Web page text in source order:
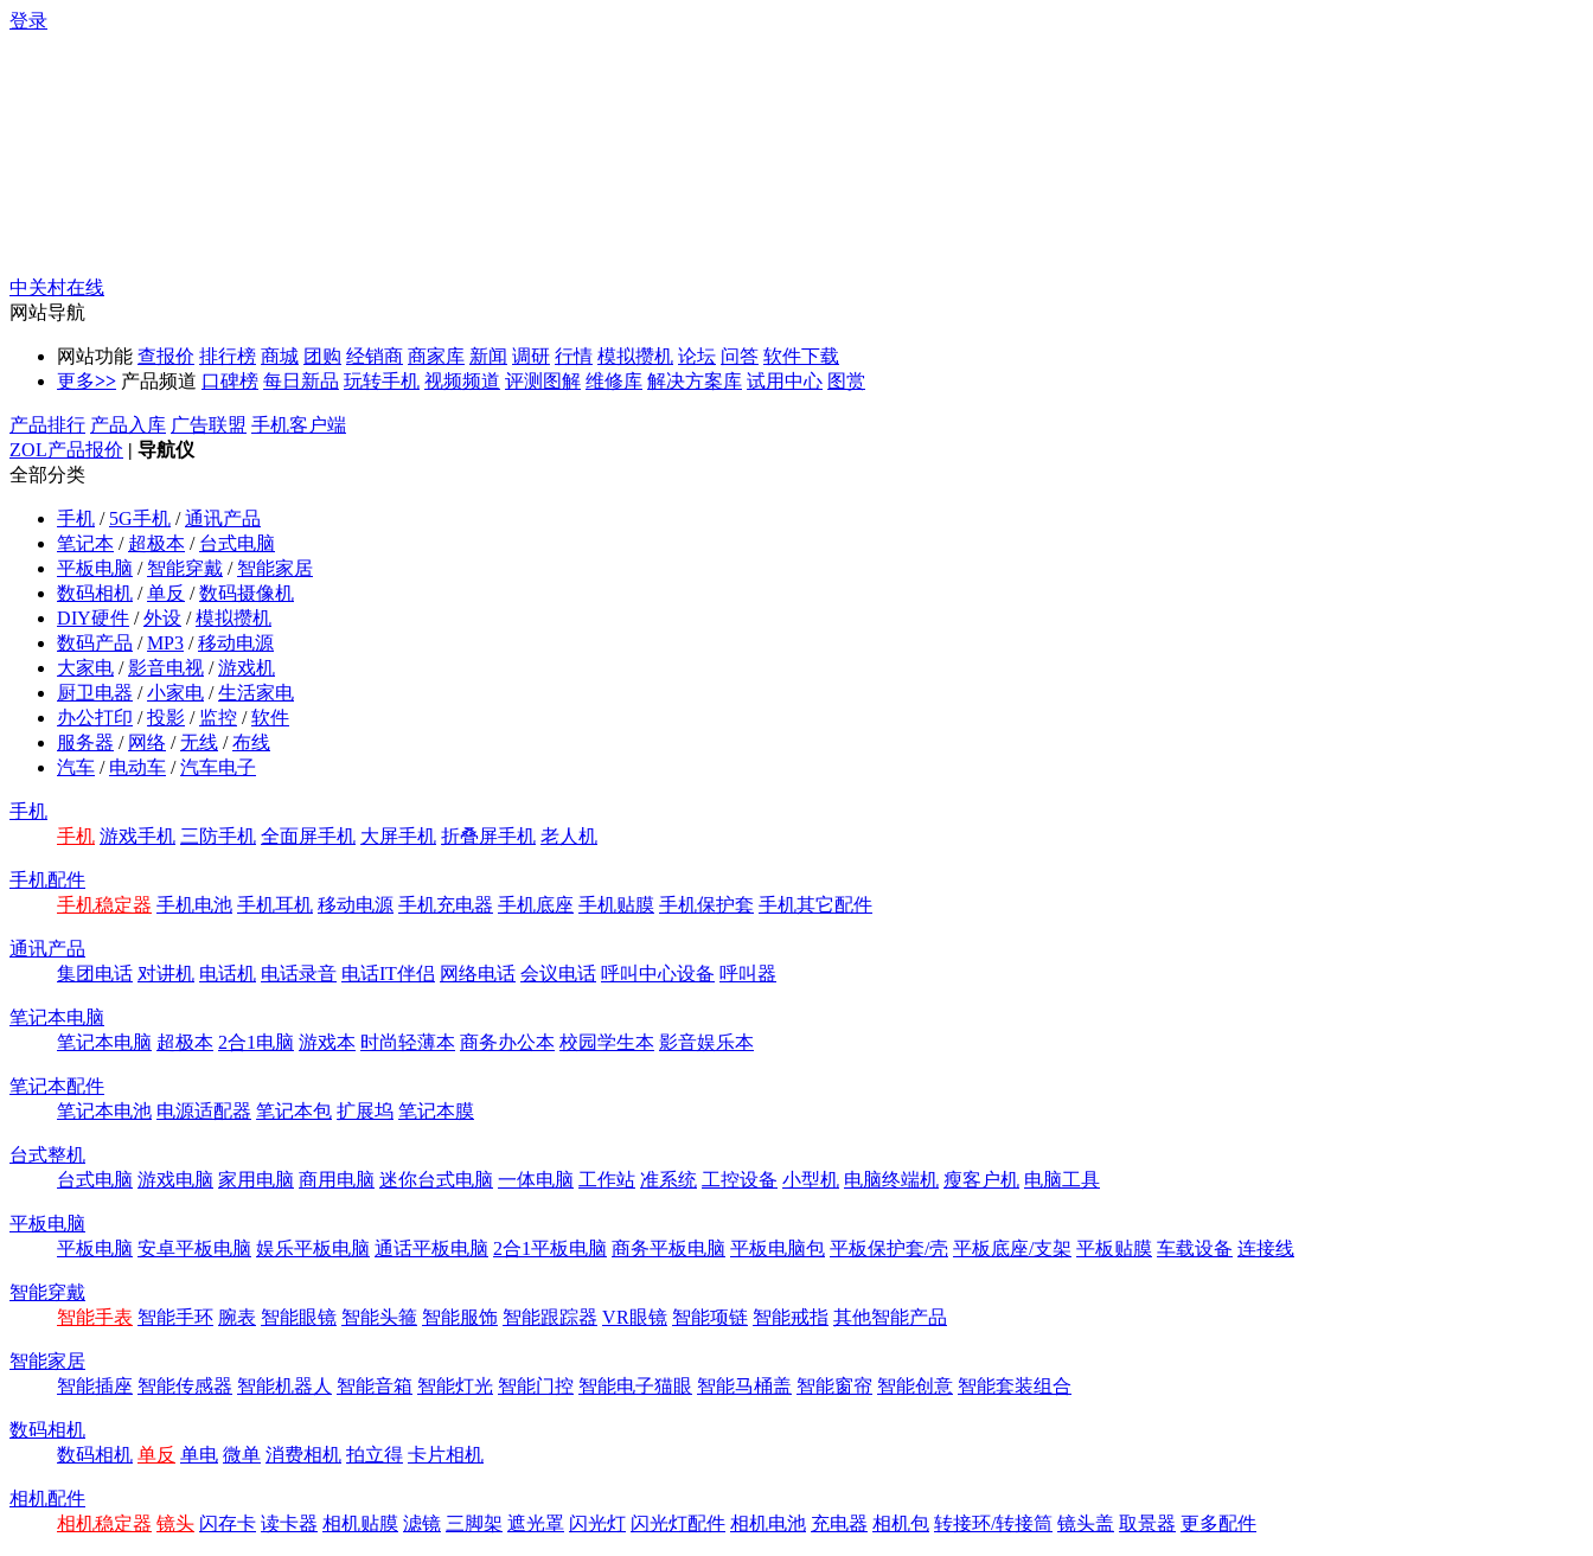
登录
中关村在线
网站导航
网站功能 查报价 排行榜 商城 团购 经销商 商家库 新闻 调研 行情 模拟攒机 论坛 问答 软件下载
更多>> 产品频道 口碑榜 每日新品 玩转手机 视频频道 评测图解 维修库 解决方案库 试用中心 图赏
产品排行 产品入库 广告联盟 手机客户端
ZOL产品报价 | 导航仪
全部分类
手机 / 5G手机 /通讯产品
笔记本 / 超极本 / 台式电脑
平板电脑 / 智能穿戴 / 智能家居
数码相机 /单反 /数码摄像机
DIY硬件 /外设 /模拟攒机
数码产品 /MP3 /移动电源
大家电 /影音电视 /游戏机
厨卫电器 /小家电 /生活家电
办公打印 /投影 / 监控 /软件
服务器 / 网络 /无线 /布线
汽车 / 电动车 /汽车电子
手机
手机 游戏手机 三防手机 全面屏手机 大屏手机 折叠屏手机 老人机
手机配件
手机稳定器 手机电池 手机耳机 移动电源 手机充电器 手机底座 手机贴膜 手机保护套 手机其它配件
通讯产品
集团电话 对讲机 电话机 电话录音 电话IT伴侣 网络电话 会议电话 呼叫中心设备 呼叫器
笔记本电脑
笔记本电脑 超极本 2合1电脑 游戏本 时尚轻薄本 商务办公本 校园学生本 影音娱乐本
笔记本配件
笔记本电池 电源适配器 笔记本包 扩展坞 笔记本膜
台式整机
台式电脑 游戏电脑 家用电脑 商用电脑 迷你台式电脑 一体电脑 工作站 准系统 工控设备 小型机 电脑终端机 瘦客户机 电脑工具
平板电脑
平板电脑 安卓平板电脑 娱乐平板电脑 通话平板电脑 2合1平板电脑 商务平板电脑 平板电脑包 平板保护套/壳 平板底座/支架 平板贴膜 车载设备 连接线
智能穿戴
智能手表 智能手环 腕表 智能眼镜 智能头箍 智能服饰 智能跟踪器 VR眼镜 智能项链 智能戒指 其他智能产品
智能家居
智能插座 智能传感器 智能机器人 智能音箱 智能灯光 智能门控 智能电子猫眼 智能马桶盖 智能窗帘 智能创意 智能套装组合
数码相机
数码相机 单反 单电 微单 消费相机 拍立得 卡片相机
相机配件
相机稳定器 镜头 闪存卡 读卡器 相机贴膜 滤镜 三脚架 遮光罩 闪光灯 闪光灯配件 相机电池 充电器 相机包 转接环/转接筒 镜头盖 取景器 更多配件